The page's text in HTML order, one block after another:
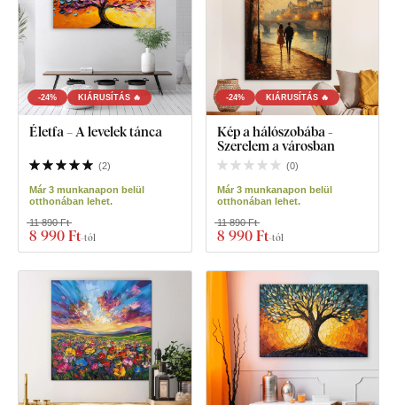
-24% KIÁRUSÍTÁS 🔥
Életfa – A levelek tánca
(2)
Már 3 munkanapon belül
otthonában lehet.
8 990 Ft-tól
11 890 Ft
-24% KIÁRUSÍTÁS 🔥
Kép a hálószobába -
Szerelem a városban
(0)
Már 3 munkanapon belül
otthonában lehet.
8 990 Ft-tól
11 890 Ft